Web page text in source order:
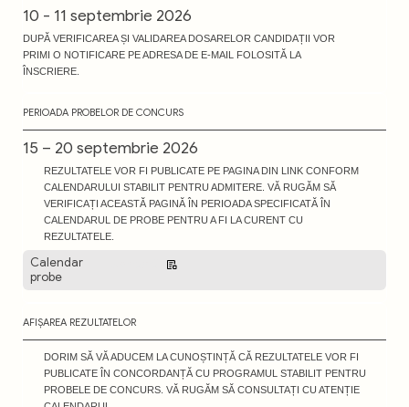
10 - 11 septembrie 2026
DUPĂ VERIFICAREA ȘI VALIDAREA DOSARELOR CANDIDAȚII VOR
PRIMI O NOTIFICARE PE ADRESA DE E-MAIL FOLOSITĂ LA
ÎNSCRIERE.
PERIOADA PROBELOR DE CONCURS
15 – 20 septembrie 2026
REZULTATELE VOR FI PUBLICATE PE PAGINA DIN LINK CONFORM
CALENDARULUI STABILIT PENTRU ADMITERE. VĂ RUGĂM SĂ
VERIFICAȚI ACEASTĂ PAGINĂ ÎN PERIOADA SPECIFICATĂ ÎN
CALENDARUL DE PROBE PENTRU A FI LA CURENT CU
REZULTATELE.
Calendar
probe
AFIȘAREA REZULTATELOR
DORIM SĂ VĂ ADUCEM LA CUNOȘTINȚĂ CĂ REZULTATELE VOR FI
PUBLICATE ÎN CONCORDANȚĂ CU PROGRAMUL STABILIT PENTRU
PROBELE DE CONCURS. VĂ RUGĂM SĂ CONSULTAȚI CU ATENȚIE